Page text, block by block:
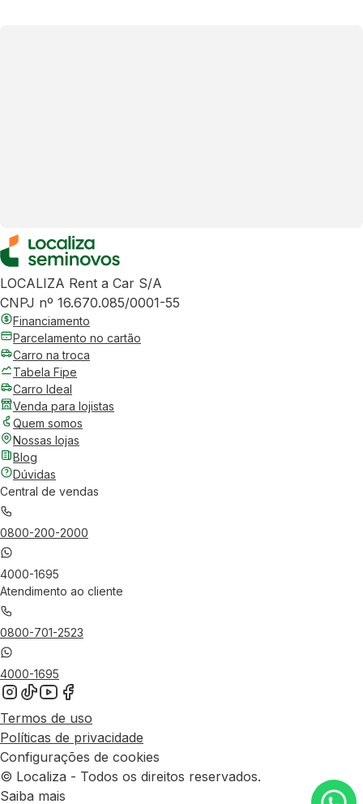
LOCALIZA Rent a Car S/A
CNPJ nº 16.670.085/0001-55
Financiamento
Parcelamento no cartão
Carro na troca
Tabela Fipe
Carro Ideal
Venda para lojistas
Quem somos
Nossas lojas
Blog
Dúvidas
Central de vendas
0800-200-2000
4000-1695
Atendimento ao cliente
0800-701-2523
4000-1695
Termos de uso
Políticas de privacidade
Configurações de cookies
© Localiza - Todos os direitos reservados.
Saiba mais